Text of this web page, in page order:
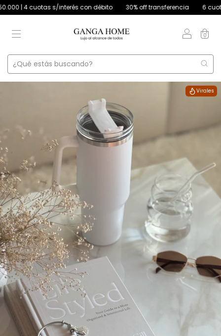
cuotas s/interés con débito 30% off transferencia 6 cuotas s/
0
Virales